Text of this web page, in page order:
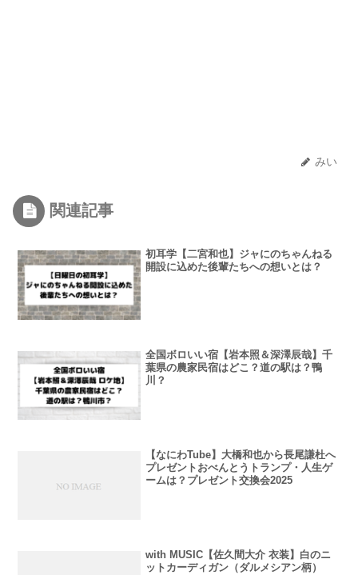
みい
関連記事
初耳学【二宮和也】ジャにのちゃんねる
開設に込めた後輩たちへの想いとは？
全国ボロいい宿【岩本照＆深澤辰哉】千
葉県の農家民宿はどこ？道の駅は？鴨
川？
【なにわTube】大橋和也から長尾謙杜へ
プレゼントおべんとうトランプ・人生ゲ
ームは？プレゼント交換会2025
with MUSIC【佐久間大介 衣装】白のニ
ットカーディガン（ダルメシアン柄）